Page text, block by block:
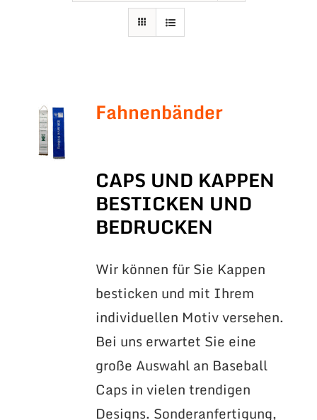
Fahnenbänder
CAPS UND KAPPEN
BESTICKEN UND
BEDRUCKEN
Wir können für Sie Kappen
besticken und mit Ihrem
individuellen Motiv versehen.
Bei uns erwartet Sie eine
große Auswahl an Baseball
Caps in vielen trendigen
Designs. Sonderanfertigung,